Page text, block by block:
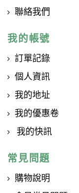
聯絡我們
我的帳號
訂單記錄
個人資訊
我的地址
我的優惠卷
我的快訊
常見問題
購物說明